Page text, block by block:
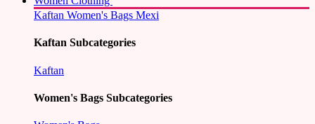
Kaftan Women's Bags Mexi
Kaftan Subcategories
Kaftan
Women's Bags Subcategories